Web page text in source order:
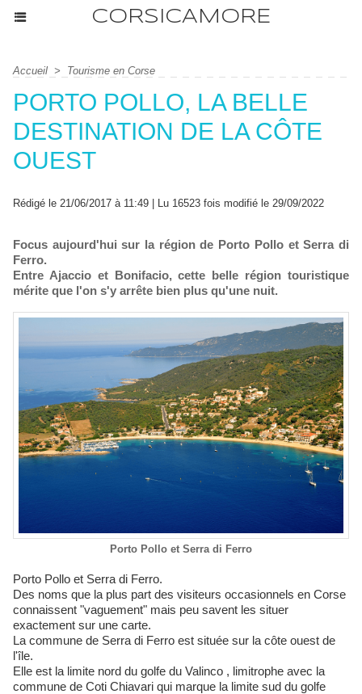
CORSICAMORE
Accueil > Tourisme en Corse
PORTO POLLO, LA BELLE
DESTINATION DE LA CÔTE
OUEST
Rédigé le 21/06/2017 à 11:49 | Lu 16523 fois modifié le 29/09/2022
Focus aujourd'hui sur la région de Porto Pollo et Serra di
Ferro.
Entre Ajaccio et Bonifacio, cette belle région touristique
mérite que l'on s'y arrête bien plus qu'une nuit.
Porto Pollo et Serra di Ferro
Porto Pollo et Serra di Ferro.
Des noms que la plus part des visiteurs occasionnels en Corse
connaissent "vaguement" mais peu savent les situer
exactement sur une carte.
La commune de Serra di Ferro est située sur la côte ouest de
l'île.
Elle est la limite nord du golfe du Valinco , limitrophe avec la
commune de Coti Chiavari qui marque la limite sud du golfe